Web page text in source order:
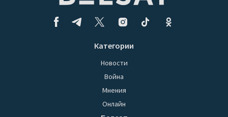
Категории
Новости
Война
Мнения
Онлайн